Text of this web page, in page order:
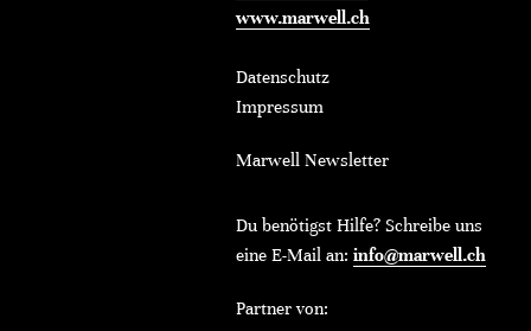
www.marwell.ch
Datenschutz
Impressum
Marwell Newsletter
Du benötigst Hilfe? Schreibe uns
eine E-Mail an: info@marwell.ch
Partner von: